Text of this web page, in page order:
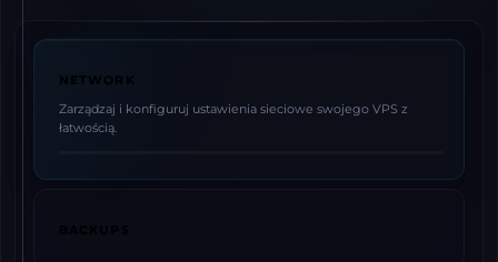
NETWORK
Zarządzaj i konfiguruj ustawienia sieciowe swojego VPS z
łatwością.